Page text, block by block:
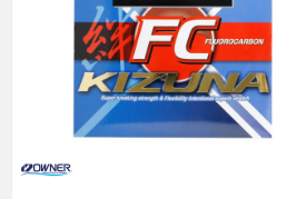
Anti-spam zaštita - izračunajte koliko je 6 - 1 :